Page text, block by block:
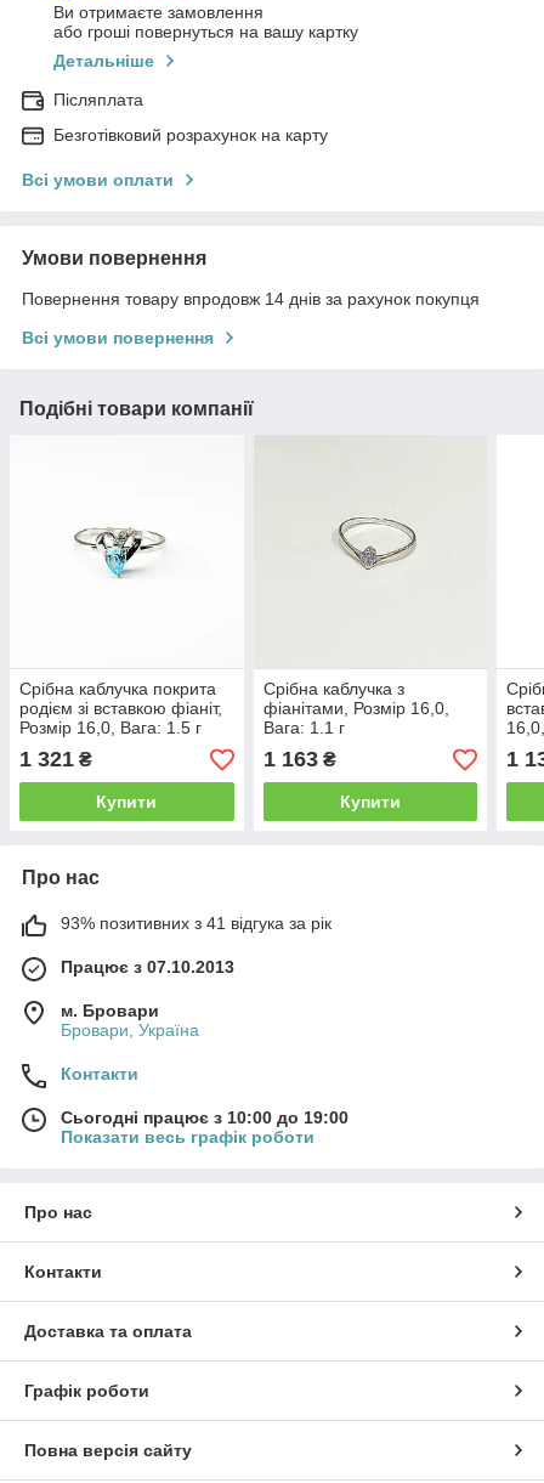
Ви отримаєте замовлення
або гроші повернуться на вашу картку
Детальніше
Післяплата
Безготівковий розрахунок на карту
Всі умови оплати
Умови повернення
Повернення товару впродовж 14 днів за рахунок покупця
Всі умови повернення
Подібні товари компанії
Срібна каблучка покрита
родієм зі вставкою фіаніт,
Розмір 16,0, Вага: 1.5 г
1 321 ₴
Купити
Срібна каблучка з
фіанітами, Розмір 16,0,
Вага: 1.1 г
1 163₴
Купити
1
Про нас
93% позитивних з 41 відгука за рік
Працює з 07.10.2013
м. Бровари
Бровари, Україна
Контакти
Сьогодні працює з 10:00 до 19:00
Показати весь графік роботи
Про нас
Контакти
Доставка та оплата
Графік роботи
Повна версія сайту